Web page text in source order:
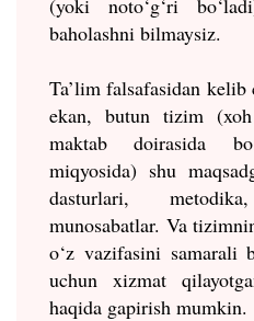
(yoki noto‘g‘ri
baholashni bilmaysiz.
Ta’lim falsafasidan
ekan, butun tizim
maktab doirasida
miqyosida) shu
dasturlari,
munosabatlar. Va
o‘z vazifasini samarali
uchun xizmat
haqida gapirish mumkin.